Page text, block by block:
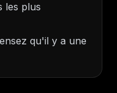
les plus
qu'il y a une